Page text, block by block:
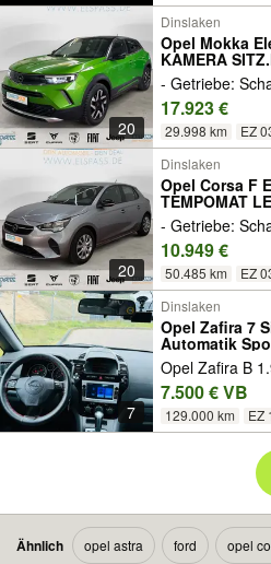
20
Dinslaken
Opel Mokka
KAMERA
- Getriebe:
17.923 €
29.998 km EZ
20
Dinslaken
Opel Corsa F
TEMPOMAT
- Getriebe:
10.949 €
50.485 km EZ
7
Dinslaken
Opel Zafira 7
Automatik
Opel Zafira B
7.500 € VB
129.000 km EZ
Ähnlich opel astra ford opel